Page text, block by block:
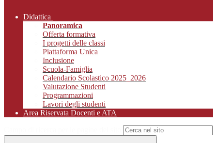
Didattica
Panoramica
Offerta formativa
I progetti delle classi
Piattaforma Unica
Inclusione
Scuola-Famiglia
Calendario Scolastico 2025_2026
Valutazione Studenti
Programmazioni
Lavori degli studenti
Area Riservata Docenti e ATA